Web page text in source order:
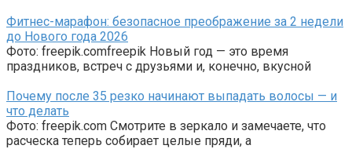
Фитнес-марафон: безопасное преображение за 2 недели
до Нового года 2026
Фото: freepik.comfreepik Новый год — это время
праздников, встреч с друзьями и, конечно, вкусной
Почему после 35 резко начинают выпадать волосы — и
что делать
Фото: freepik.com Смотрите в зеркало и замечаете, что
расческа теперь собирает целые пряди, а